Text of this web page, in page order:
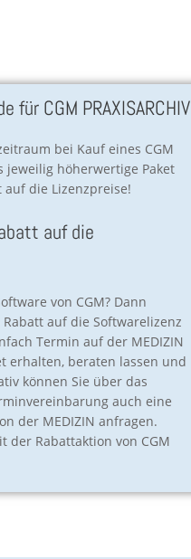
für CGM PRAXISARCHIV
bei Kauf eines CGM
jeweilig höherwertige Paket
auf die Lizenzpreise!
auf die
von CGM? Dann
auf die Softwarelizenz
Termin auf der MEDIZIN
erhalten, beraten lassen und
können Sie über das
auch eine
der MEDIZIN anfragen.
Rabattaktion von CGM